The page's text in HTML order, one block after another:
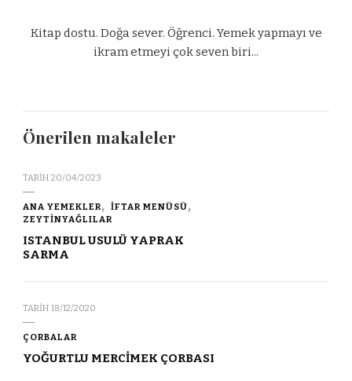
Kitap dostu. Doğa sever. Öğrenci. Yemek yapmayı ve
ikram etmeyi çok seven biri...
Önerilen makaleler
TARIH 20/04/2023
ANA YEMEKLER
İFTAR MENÜSÜ
ZEYTİNYAĞLILAR
ISTANBUL USULÜ YAPRAK
SARMA
TARIH 18/12/2020
ÇORBALAR
YOĞURTLU MERCİMEK ÇORBASI